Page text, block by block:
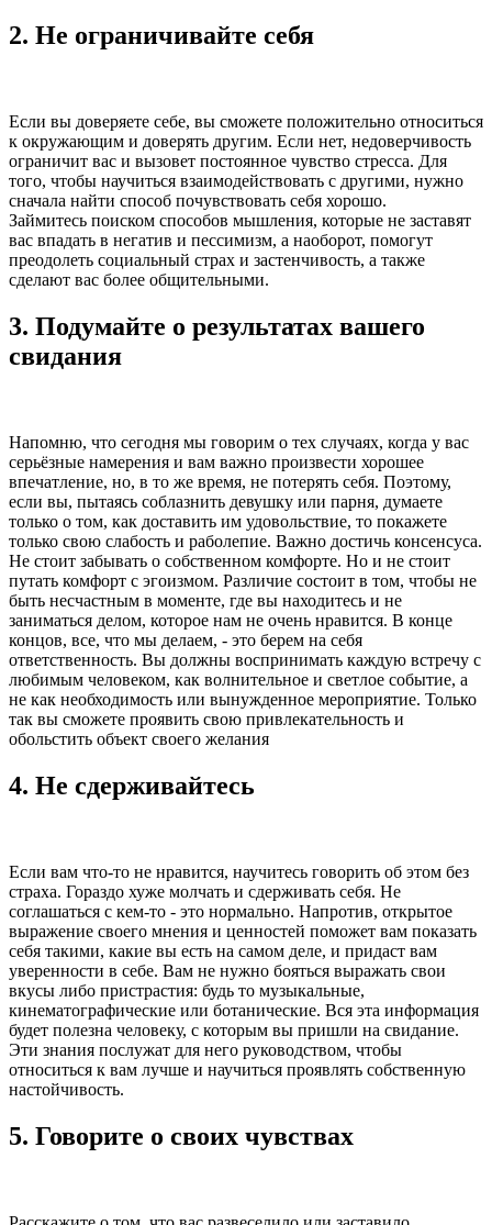
2. Не ограничивайте себя
Если вы доверяете себе, вы сможете положительно относиться
к окружающим и доверять другим. Если нет, недоверчивость
ограничит вас и вызовет постоянное чувство стресса. Для
того, чтобы научиться взаимодействовать с другими, нужно
сначала найти способ почувствовать себя хорошо.
Займитесь поиском способов мышления, которые не заставят
вас впадать в негатив и пессимизм, а наоборот, помогут
преодолеть социальный страх и застенчивость, а также
сделают вас более общительными.
3. Подумайте о результатах вашего
свидания
Напомню, что сегодня мы говорим о тех случаях, когда у вас
серьёзные намерения и вам важно произвести хорошее
впечатление, но, в то же время, не потерять себя. Поэтому,
если вы, пытаясь соблазнить девушку или парня, думаете
только о том, как доставить им удовольствие, то покажете
только свою слабость и раболепие. Важно достичь консенсуса.
Не стоит забывать о собственном комфорте. Но и не стоит
путать комфорт с эгоизмом. Различие состоит в том, чтобы не
быть несчастным в моменте, где вы находитесь и не
заниматься делом, которое нам не очень нравится. В конце
концов, все, что мы делаем, - это берем на себя
ответственность. Вы должны воспринимать каждую встречу с
любимым человеком, как волнительное и светлое событие, а
не как необходимость или вынужденное мероприятие. Только
так вы сможете проявить свою привлекательность и
обольстить объект своего желания
4. Не сдерживайтесь
Если вам что-то не нравится, научитесь говорить об этом без
страха. Гораздо хуже молчать и сдерживать себя. Не
соглашаться с кем-то - это нормально. Напротив, открытое
выражение своего мнения и ценностей поможет вам показать
себя такими, какие вы есть на самом деле, и придаст вам
уверенности в себе. Вам не нужно бояться выражать свои
вкусы либо пристрастия: будь то музыкальные,
кинематографические или ботанические. Вся эта информация
будет полезна человеку, с которым вы пришли на свидание.
Эти знания послужат для него руководством, чтобы
относиться к вам лучше и научиться проявлять собственную
настойчивость.
5. Говорите о своих чувствах